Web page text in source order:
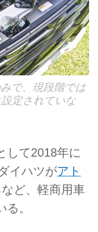
で、現段階では
定されていな
して2018年に
イハツがアト
ど、軽商用車
。